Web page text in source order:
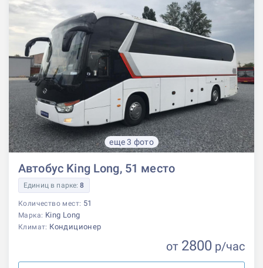
еще 3 фото
Автобус King Long, 51 место
Единиц в парке:8
Количество мест: 51
Марка: King Long
Климат: Кондиционер
от 2800 р/час